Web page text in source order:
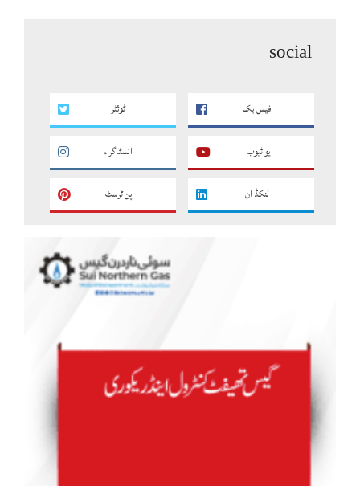
social
فیس بک ٹوئٹر
یو ٹیوب انسٹاگرام
لنکڈ ان پن ٹرسٹ